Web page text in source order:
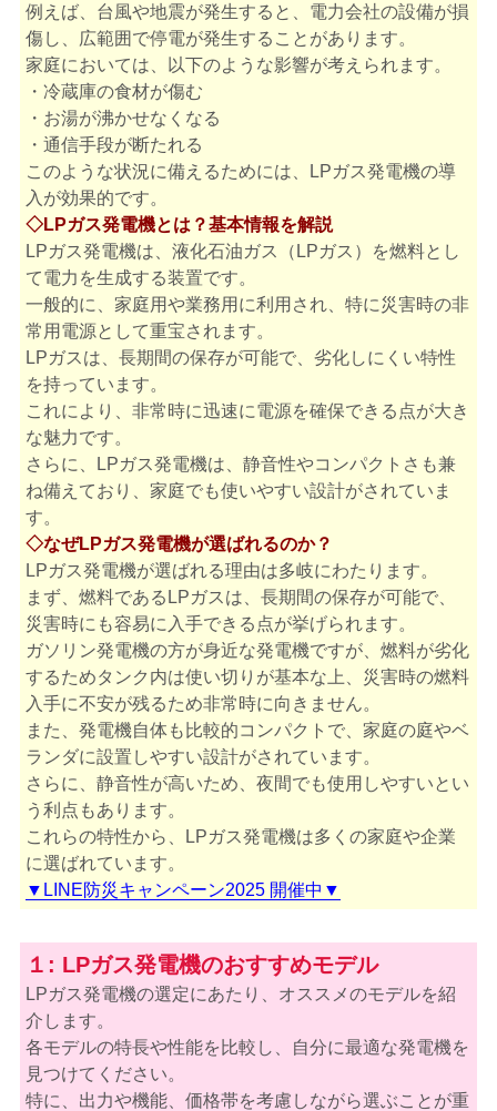
例えば、台風や地震が発生すると、電力会社の設備が損
傷し、広範囲で停電が発生することがあります。
家庭においては、以下のような影響が考えられます。
・冷蔵庫の食材が傷む
・お湯が沸かせなくなる
・通信手段が断たれる
このような状況に備えるためには、LPガス発電機の導
入が効果的です。
◇LPガス発電機とは？基本情報を解説
LPガス発電機は、液化石油ガス（LPガス）を燃料とし
て電力を生成する装置です。
一般的に、家庭用や業務用に利用され、特に災害時の非
常用電源として重宝されます。
LPガスは、長期間の保存が可能で、劣化しにくい特性
を持っています。
これにより、非常時に迅速に電源を確保できる点が大き
な魅力です。
さらに、LPガス発電機は、静音性やコンパクトさも兼
ね備えており、家庭でも使いやすい設計がされていま
す。
◇なぜLPガス発電機が選ばれるのか？
LPガス発電機が選ばれる理由は多岐にわたります。
まず、燃料であるLPガスは、長期間の保存が可能で、
災害時にも容易に入手できる点が挙げられます。
ガソリン発電機の方が身近な発電機ですが、燃料が劣化
するためタンク内は使い切りが基本な上、災害時の燃料
入手に不安が残るため非常時に向きません。
また、発電機自体も比較的コンパクトで、家庭の庭やベ
ランダに設置しやすい設計がされています。
さらに、静音性が高いため、夜間でも使用しやすいとい
う利点もあります。
これらの特性から、LPガス発電機は多くの家庭や企業
に選ばれています。
▼LINE防災キャンペーン2025 開催中▼
１: LPガス発電機のおすすめモデル
LPガス発電機の選定にあたり、オススメのモデルを紹
介します。
各モデルの特長や性能を比較し、自分に最適な発電機を
見つけてください。
特に、出力や機能、価格帯を考慮しながら選ぶことが重